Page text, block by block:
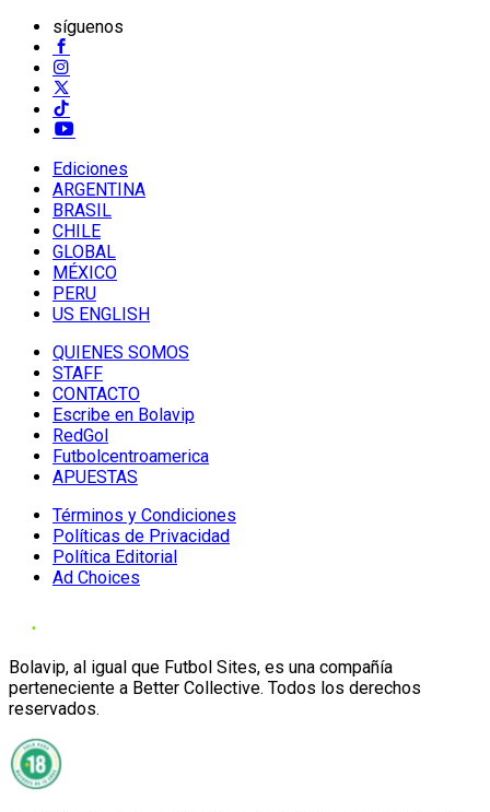
síguenos
Ediciones
ARGENTINA
BRASIL
CHILE
GLOBAL
MÉXICO
PERU
US ENGLISH
QUIENES SOMOS
STAFF
CONTACTO
Escribe en Bolavip
RedGol
Futbolcentroamerica
APUESTAS
Términos y Condiciones
Políticas de Privacidad
Política Editorial
Ad Choices
Bolavip, al igual que Futbol Sites, es una compañía
perteneciente a Better Collective. Todos los derechos
reservados.